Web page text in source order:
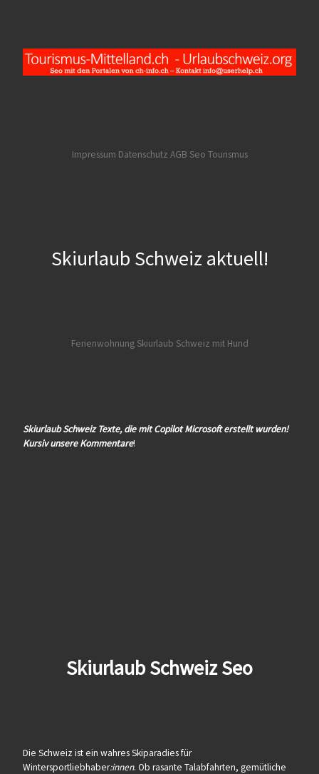
Impressum Datenschutz AGB Seo Tourismus
Skiurlaub Schweiz aktuell!
Ferienwohnung Skiurlaub Schweiz mit Hund
Skiurlaub Schweiz Texte, die mit Copilot Microsoft erstellt wurden!
Kursiv unsere Kommentare!
Skiurlaub Schweiz Seo
Die Schweiz ist ein wahres Skiparadies für
Wintersportliebhaber:innen. Ob rasante Talabfahrten, gemütliche